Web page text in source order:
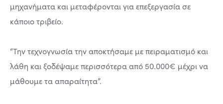
μηχανήματα και μεταφέρονται για επεξεργασία σε
κάποιο τριβείο.
“Την τεχνογνωσία την αποκτήσαμε με πειραματισμό και
λάθη και ξοδέψαμε περισσότερα από 50.000€ μέχρι να
μάθουμε τα απαραίτητα”.